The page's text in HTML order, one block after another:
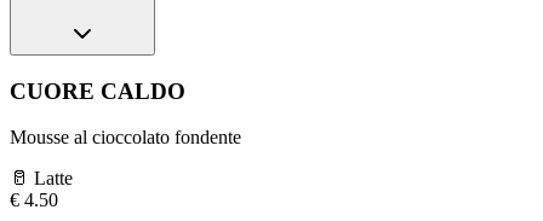
CUORE CALDO
Mousse al cioccolato fondente
🥛 Latte
€ 4.50